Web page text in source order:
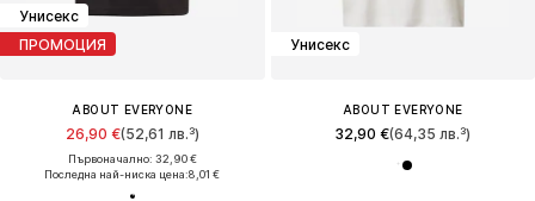
Унисекс
ПРОМОЦИЯ
ABOUT EVERYONE
26,90 €(52,61 лв.³)
Първоначално: 32,90 €
Последна най-ниска цена:8,01 €
Унисекс
ABOUT EVERYONE
32,90 €(64,35 лв.³)